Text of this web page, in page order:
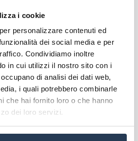
i cookie
personalizzare contenuti ed
dei social media e per
Condividiamo inoltre
in cui utilizzi il nostro sito con i
di analisi dei dati web,
i quali potrebbero combinarle
che hai fornito loro o che hanno
dei loro servizi.
formativa
Mercatorum
Mercatorum